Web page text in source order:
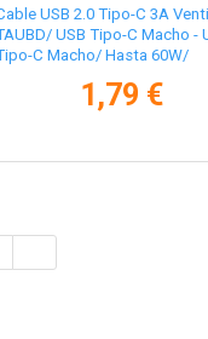
USB 2.0 Tipo-C 3A
USB Tipo-C Macho -
C Macho/ Hasta 60W/
1,79 €